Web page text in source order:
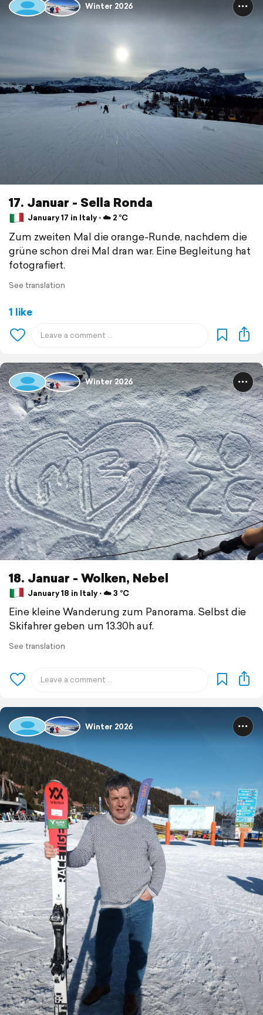
Winter 2026
17. Januar - Sella Ronda
January 17 in Italy ⋅ ☁️ 2 °C
Zum zweiten Mal die orange-Runde, nachdem die
grüne schon drei Mal dran war. Eine Begleitung hat
fotografiert.
See translation
1 like
Winter 2026
18. Januar - Wolken, Nebel
January 18 in Italy ⋅ ☁️ 3 °C
Eine kleine Wanderung zum Panorama. Selbst die
Skifahrer geben um 13.30h auf.
See translation
Winter 2026